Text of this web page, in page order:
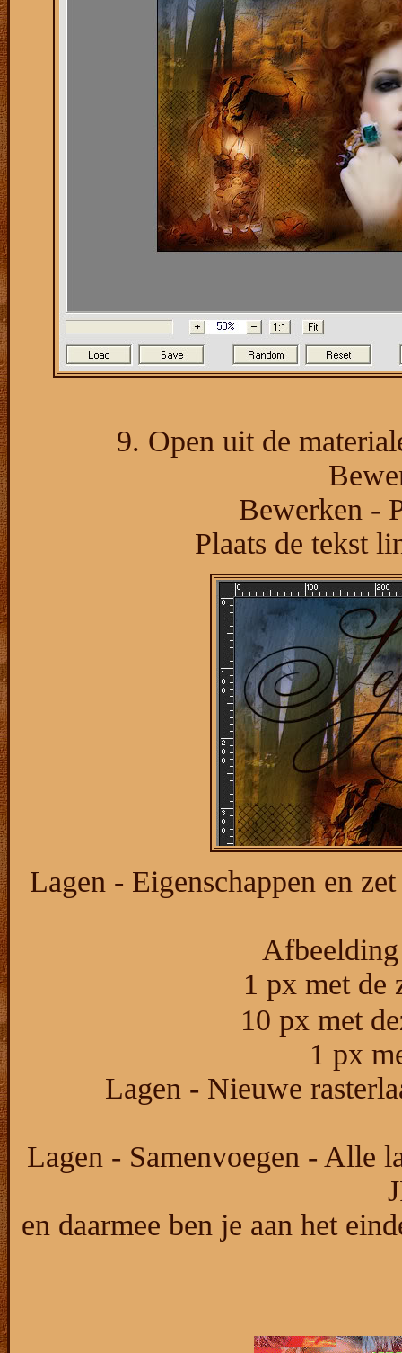
9. Open uit de
Bewerken -
Plaats de tekst
Lagen - Eigenschappen en
1 px met de
10 px met
1 px
Lagen - Nieuwe
Lagen - Samenvoegen - Alle
en daarmee ben je aan het